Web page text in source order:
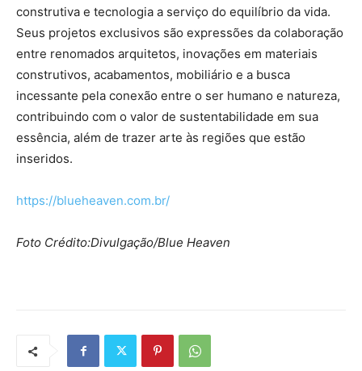
construtiva e tecnologia a serviço do equilíbrio da vida.
Seus projetos exclusivos são expressões da colaboração
entre renomados arquitetos, inovações em materiais
construtivos, acabamentos, mobiliário e a busca
incessante pela conexão entre o ser humano e natureza,
contribuindo com o valor de sustentabilidade em sua
essência, além de trazer arte às regiões que estão
inseridos.
https://blueheaven.com.br/
Foto Crédito:Divulgação/Blue Heaven